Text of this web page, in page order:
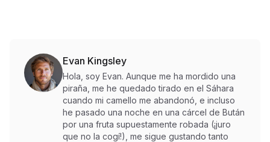
Evan Kingsley
Hola, soy Evan. Aunque me ha mordido una
piraña, me he quedado tirado en el Sáhara
cuando mi camello me abandonó, e incluso
he pasado una noche en una cárcel de Bután
por una fruta supuestamente robada (¡juro
que no la cogí!), me sigue gustando tanto